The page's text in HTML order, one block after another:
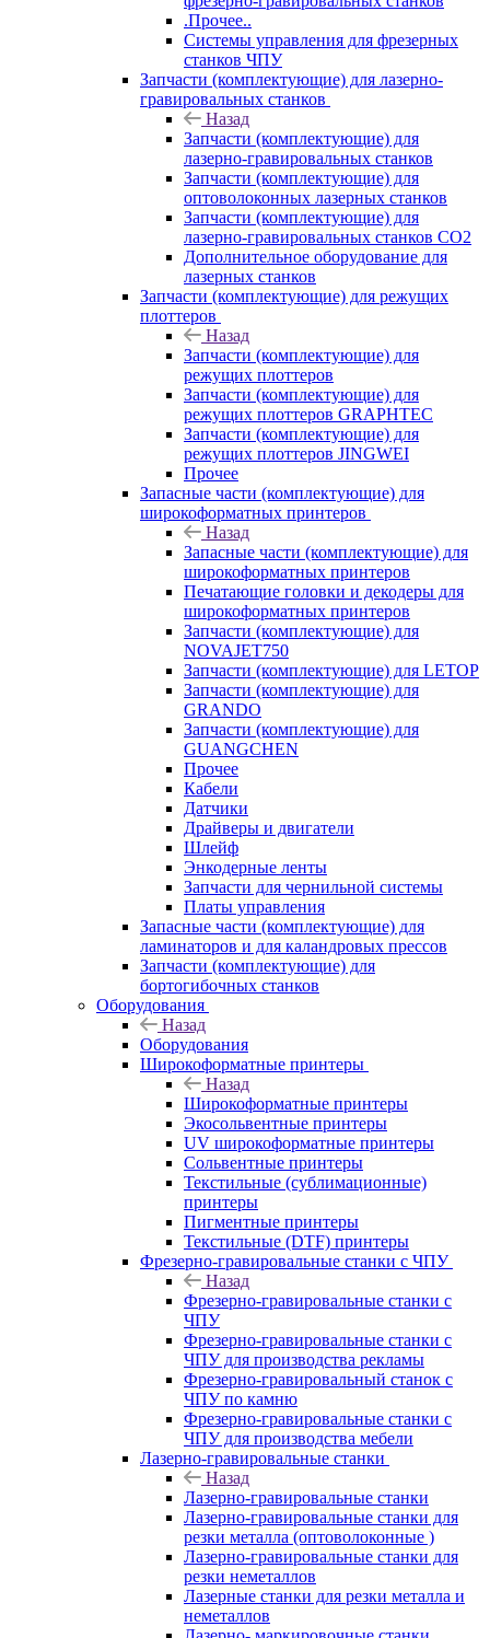
.Прочее..
Системы управления для фрезерных
станков ЧПУ
Запчасти (комплектующие) для лазерно-
гравировальных станков
Назад
Запчасти (комплектующие) для
лазерно-гравировальных станков
Запчасти (комплектующие) для
оптоволоконных лазерных станков
Запчасти (комплектующие) для
лазерно-гравировальных станков CO2
Дополнительное оборудование для
лазерных станков
Запчасти (комплектующие) для режущих
плоттеров
Назад
Запчасти (комплектующие) для
режущих плоттеров
Запчасти (комплектующие) для
режущих плоттеров GRAPHTEC
Запчасти (комплектующие) для
режущих плоттеров JINGWEI
Прочее
Запасные части (комплектующие) для
широкоформатных принтеров
Назад
Запасные части (комплектующие) для
широкоформатных принтеров
Печатающие головки и декодеры для
широкоформатных принтеров
Запчасти (комплектующие) для
NOVAJET750
Запчасти (комплектующие) для LETOP
Запчасти (комплектующие) для
GRANDO
Запчасти (комплектующие) для
GUANGCHEN
Прочее
Кабели
Датчики
Драйверы и двигатели
Шлейф
Энкодерные ленты
Запчасти для чернильной системы
Платы управления
Запасные части (комплектующие) для
ламинаторов и для каландровых прессов
Запчасти (комплектующие) для
бортогибочных станков
Оборудования
Назад
Оборудования
Широкоформатные принтеры
Назад
Широкоформатные принтеры
Экосольвентные принтеры
UV широкоформатные принтеры
Сольвентные принтеры
Текстильные (сублимационные)
принтеры
Пигментные принтеры
Текстильные (DTF) принтеры
Фрезерно-гравировальные станки с ЧПУ
Назад
Фрезерно-гравировальные станки с
ЧПУ
Фрезерно-гравировальные станки с
ЧПУ для производства рекламы
Фрезерно-гравировальный станок с
ЧПУ по камню
Фрезерно-гравировальные станки с
ЧПУ для производства мебели
Лазерно-гравировальные станки
Назад
Лазерно-гравировальные станки
Лазерно-гравировальные станки для
резки металла (оптоволоконные )
Лазерно-гравировальные станки для
резки неметаллов
Лазерные станки для резки металла и
неметаллов